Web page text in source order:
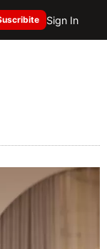
Sign In